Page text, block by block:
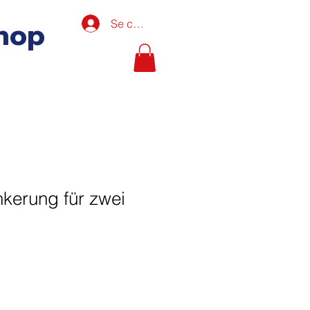
Se connecter
für zwei